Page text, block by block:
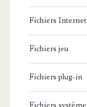
Fichiers Internet
Fichiers jeu
Fichiers plug-in